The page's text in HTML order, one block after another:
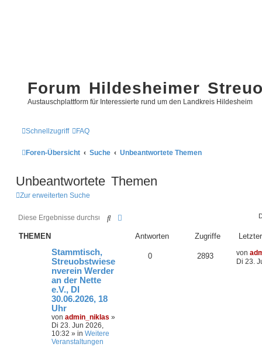
Forum Hildesheimer
Austauschplattform für Interessierte rund um den Landkreis Hildesheim
Schnellzugriff FAQ
Foren-Übersicht Suche Unbeantwortete Themen
Unbeantwortete Themen
Zur erweiterten Suche
Suche
THEMEN Antworten Zugriffe
Stammtisch,
Streuobstwiese
nverein Werder
an der Nette
e.V., DI
30.06.2026, 18
Uhr
von admin_niklas »
Di 23. Jun 2026,
10:32 » in Weitere
Veranstaltungen
0 2893 von
Di 23.